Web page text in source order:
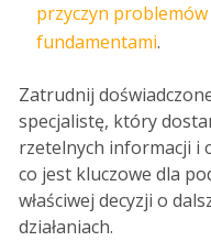
przyczyn problemów
fundamentami.
Zatrudnij
specjalistę, który
rzetelnych informacji i
co jest kluczowe dla
właściwej decyzji o
działaniach.